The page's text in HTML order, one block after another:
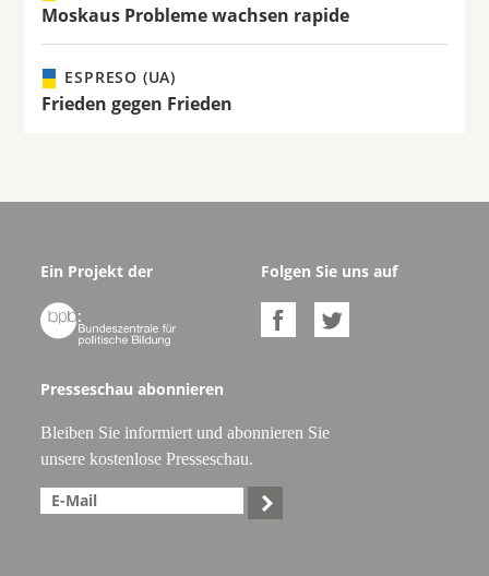
Moskaus Probleme wachsen rapide
ESPRESO (UA)
Frieden gegen Frieden
Ein Projekt der

Folgen Sie uns auf
 
Presseschau abonnieren
Bleiben Sie informiert und abonnieren Sie
unsere kostenlose Presseschau.
